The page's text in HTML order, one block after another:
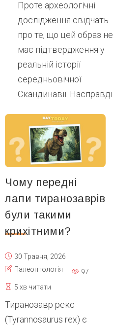
Проте археологічні
дослідження свідчать
про те, що цей образ не
має підтвердження у
реальній історії
середньовічної
Скандинавії. Насправді...
Чому передні
лапи тиранозаврів
були такими
крихітними?
30 Травня, 2026
Палеонтологія
97
5 хв читати
Тиранозавр рекс
(Tyrannosaurus rex) є